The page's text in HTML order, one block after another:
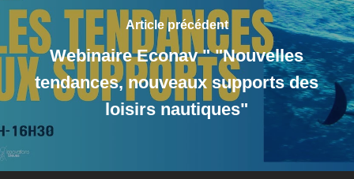
Article précédent
Webinaire Econav " "Nouvelles
tendances, nouveaux supports des
loisirs nautiques"